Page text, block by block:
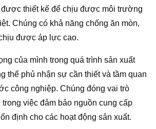
thiết kế để chịu được môi trường
Chúng có khả năng chống ăn mòn,
được áp lực cao.
của mình trong quá trình sản xuất
thể phủ nhận sự cần thiết và tầm quan
công nghiệp. Chúng đóng vai trò
trong việc đảm bảo nguồn cung cấp
định cho các hoạt động sản xuất.